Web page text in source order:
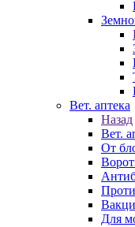
Вет. аптека
Назад
Вет.
От
Для